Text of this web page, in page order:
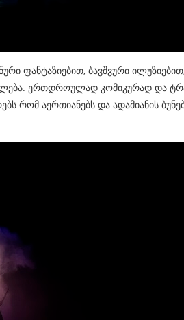
ფანტაზიებით, ბავშვური ილუზიებით,
ერთდროულად კომიკურად და
რომ აერთიანებს და ადამიანის